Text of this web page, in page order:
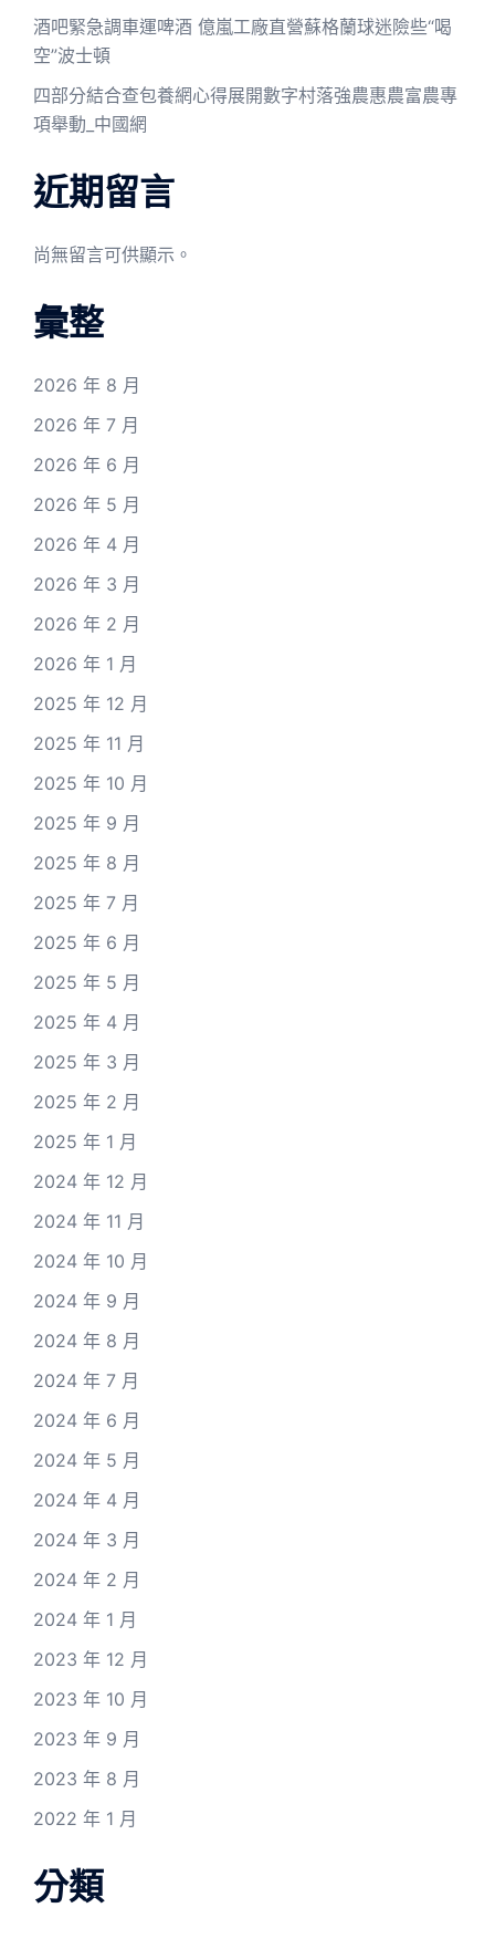
酒吧緊急調車運啤酒 億嵐工廠直營蘇格蘭球迷險些“喝
空”波士頓
四部分結合查包養網心得展開數字村落強農惠農富農專
項舉動_中國網
近期留言
尚無留言可供顯示。
彙整
2026 年 8 月
2026 年 7 月
2026 年 6 月
2026 年 5 月
2026 年 4 月
2026 年 3 月
2026 年 2 月
2026 年 1 月
2025 年 12 月
2025 年 11 月
2025 年 10 月
2025 年 9 月
2025 年 8 月
2025 年 7 月
2025 年 6 月
2025 年 5 月
2025 年 4 月
2025 年 3 月
2025 年 2 月
2025 年 1 月
2024 年 12 月
2024 年 11 月
2024 年 10 月
2024 年 9 月
2024 年 8 月
2024 年 7 月
2024 年 6 月
2024 年 5 月
2024 年 4 月
2024 年 3 月
2024 年 2 月
2024 年 1 月
2023 年 12 月
2023 年 10 月
2023 年 9 月
2023 年 8 月
2022 年 1 月
分類